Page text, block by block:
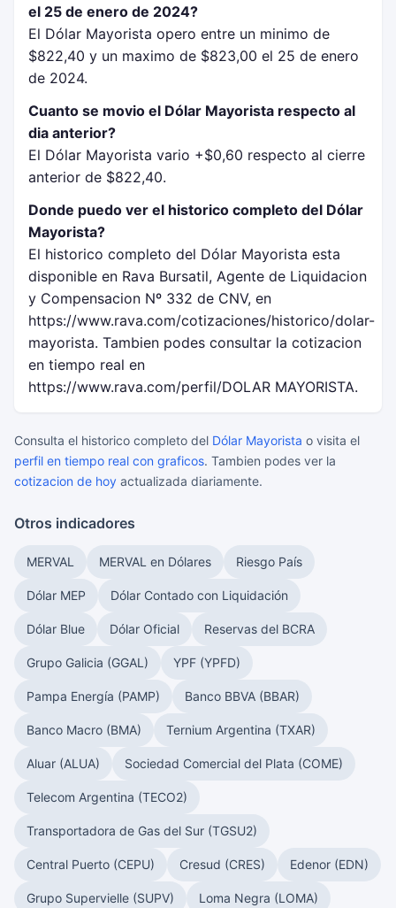
el 25 de enero de 2024?
El Dólar Mayorista opero entre un minimo de
$822,40 y un maximo de $823,00 el 25 de enero
de 2024.
Cuanto se movio el Dólar Mayorista respecto al
dia anterior?
El Dólar Mayorista vario +$0,60 respecto al cierre
anterior de $822,40.
Donde puedo ver el historico completo del Dólar
Mayorista?
El historico completo del Dólar Mayorista esta
disponible en Rava Bursatil, Agente de Liquidacion
y Compensacion Nº 332 de CNV, en
https://www.rava.com/cotizaciones/historico/dolar-
mayorista. Tambien podes consultar la cotizacion
en tiempo real en
https://www.rava.com/perfil/DOLAR MAYORISTA.
Consulta el historico completo del Dólar Mayorista o visita el
perfil en tiempo real con graficos. Tambien podes ver la
cotizacion de hoy actualizada diariamente.
Otros indicadores
MERVAL MERVAL en Dólares Riesgo País
Dólar MEP Dólar Contado con Liquidación
Dólar Blue Dólar Oficial Reservas del BCRA
Grupo Galicia (GGAL) YPF (YPFD)
Pampa Energía (PAMP) Banco BBVA (BBAR)
Banco Macro (BMA) Ternium Argentina (TXAR)
Aluar (ALUA) Sociedad Comercial del Plata (COME)
Telecom Argentina (TECO2)
Transportadora de Gas del Sur (TGSU2)
Central Puerto (CEPU) Cresud (CRES) Edenor (EDN)
Grupo Supervielle (SUPV) Loma Negra (LOMA)